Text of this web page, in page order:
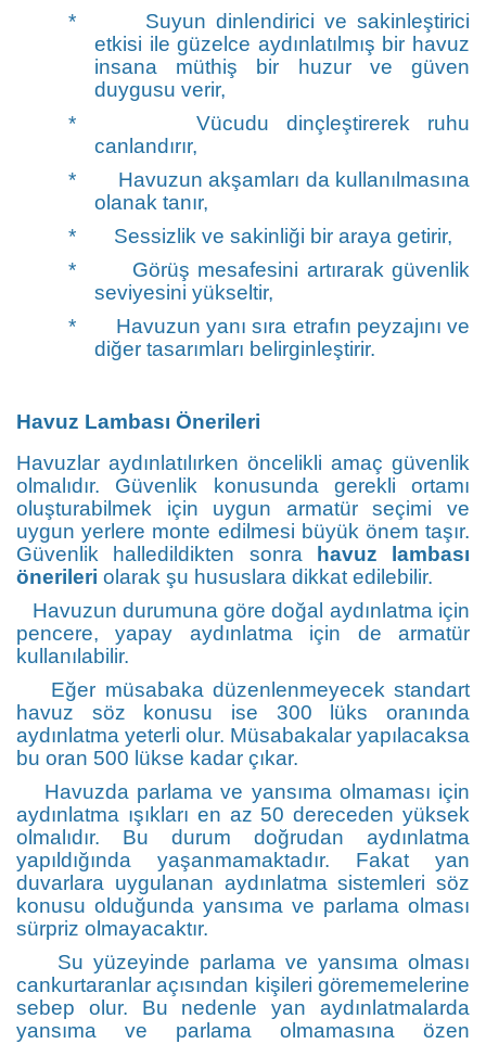
*
Suyun dinlendirici ve sakinleştirici
etkisi ile güzelce aydınlatılmış bir havuz
insana müthiş bir huzur ve güven
duygusu verir,
*
Vücudu dinçleştirerek ruhu
canlandırır,
*
Havuzun akşamları da kullanılmasına
olanak tanır,
*
Sessizlik ve sakinliği bir araya getirir,
*
Görüş mesafesini artırarak güvenlik
seviyesini yükseltir,
*
Havuzun yanı sıra etrafın peyzajını ve
diğer tasarımları belirginleştirir.
Havuz Lambası Önerileri
Havuzlar aydınlatılırken öncelikli amaç güvenlik
olmalıdır. Güvenlik konusunda gerekli ortamı
oluşturabilmek için uygun armatür seçimi ve
uygun yerlere monte edilmesi büyük önem taşır.
Güvenlik halledildikten sonra havuz lambası
önerileri olarak şu hususlara dikkat edilebilir.
Havuzun durumuna göre doğal aydınlatma için
pencere, yapay aydınlatma için de armatür
kullanılabilir.
Eğer müsabaka düzenlenmeyecek standart
havuz söz konusu ise 300 lüks oranında
aydınlatma yeterli olur. Müsabakalar yapılacaksa
bu oran 500 lükse kadar çıkar.
Havuzda parlama ve yansıma olmaması için
aydınlatma ışıkları en az 50 dereceden yüksek
olmalıdır. Bu durum doğrudan aydınlatma
yapıldığında yaşanmamaktadır. Fakat yan
duvarlara uygulanan aydınlatma sistemleri söz
konusu olduğunda yansıma ve parlama olması
sürpriz olmayacaktır.
Su yüzeyinde parlama ve yansıma olması
cankurtaranlar açısından kişileri görememelerine
sebep olur. Bu nedenle yan aydınlatmalarda
yansıma ve parlama olmamasına özen